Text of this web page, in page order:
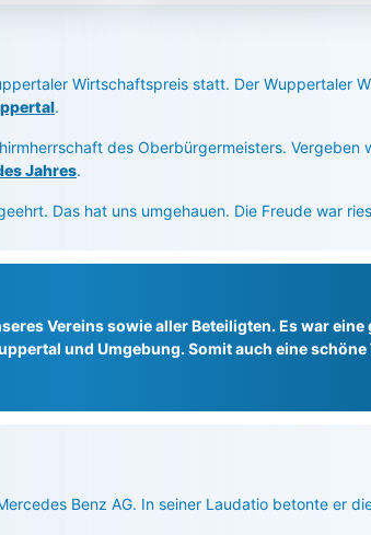
Wirtschaftspreis statt. Der Wuppertaler
.
des Oberbürgermeisters. Vergeben
Jahres.
Das hat uns umgehauen. Die Freude war
Vereins sowie aller Beteiligten. Es war
und Umgebung. Somit auch eine
Benz AG. In seiner Laudatio betonte er